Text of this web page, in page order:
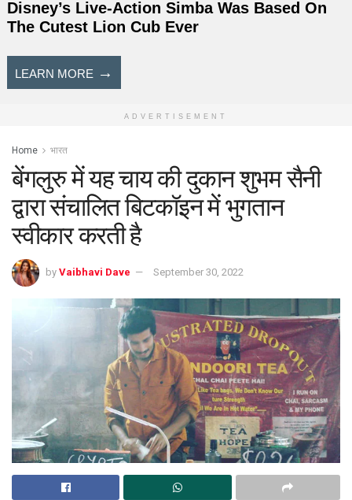
ADVERTISEMENT
Home भारत
बेंगलुरु में यह चाय की दुकान शुभम सैनी
द्वारा संचालित बिटकॉइन में भुगतान
स्वीकार करती है
by Vaibhavi Dave September 30, 2022